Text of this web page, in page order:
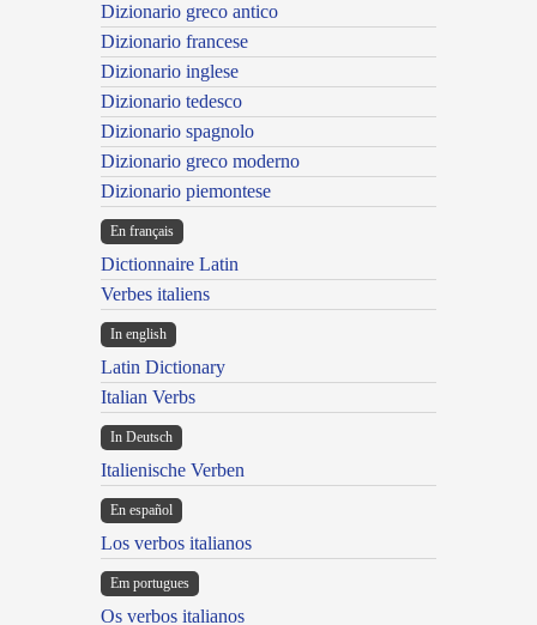
Dizionario greco antico
Dizionario francese
Dizionario inglese
Dizionario tedesco
Dizionario spagnolo
Dizionario greco moderno
Dizionario piemontese
En français
Dictionnaire Latin
Verbes italiens
In english
Latin Dictionary
Italian Verbs
In Deutsch
Italienische Verben
En español
Los verbos italianos
Em portugues
Os verbos italianos